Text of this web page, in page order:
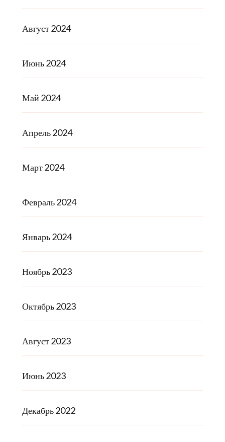
Август 2024
Июнь 2024
Май 2024
Апрель 2024
Март 2024
Февраль 2024
Январь 2024
Ноябрь 2023
Октябрь 2023
Август 2023
Июнь 2023
Декабрь 2022